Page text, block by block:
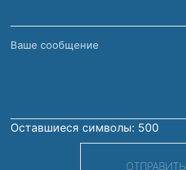
Ваше
Оставшиеся символы: 500
ОТПРАВИТЬ